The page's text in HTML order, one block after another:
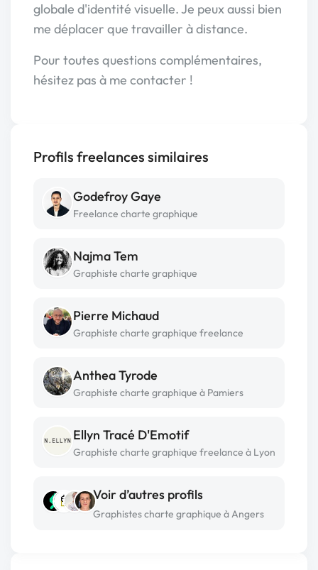
globale d'identité visuelle. Je peux aussi bien
me déplacer que travailler à distance.
Pour toutes questions complémentaires,
hésitez pas à me contacter !
Profils freelances similaires
Godefroy Gaye
Freelance charte graphique
Najma Tem
Graphiste charte graphique
Pierre Michaud
Graphiste charte graphique freelance
Anthea Tyrode
Graphiste charte graphique à Pamiers
Ellyn Tracé D'Emotif
Graphiste charte graphique freelance à Lyon
Voir d’autres profils
Graphistes charte graphique à Angers